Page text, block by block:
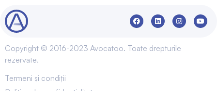
Copyright © 2016-2023 Avocatoo. Toate drepturile
rezervate.
Termeni și condiții